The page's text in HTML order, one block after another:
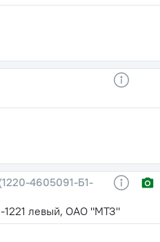
4605091-Б1-
1221 левый, ОАО "МТЗ"